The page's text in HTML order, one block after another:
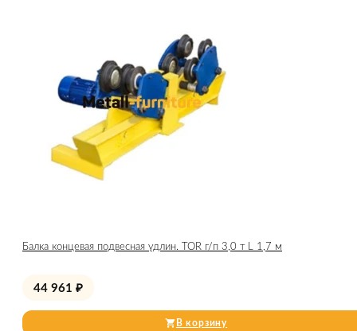
Балка концевая подвесная удлин. TOR г/п 3,0 т L 1,7 м
44 961 ₽
В корзину